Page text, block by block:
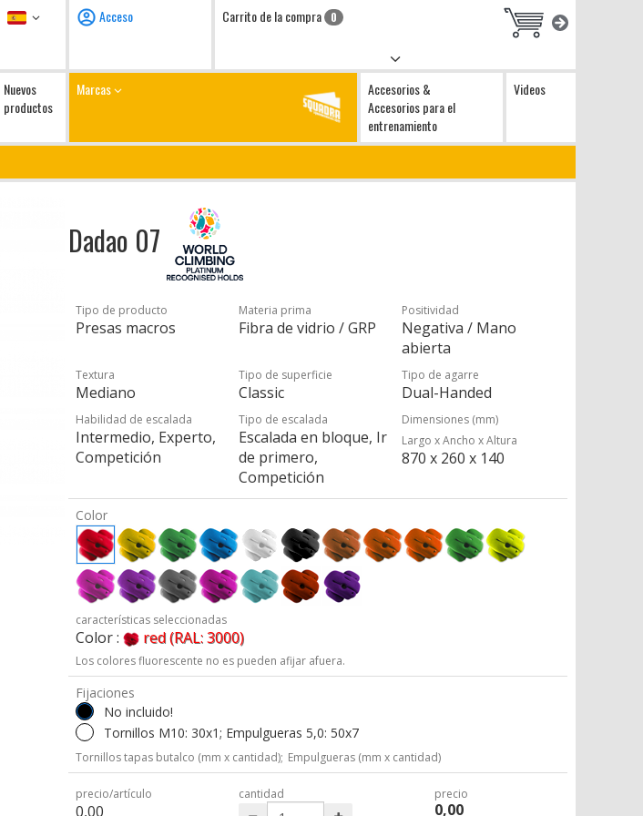
Idioma Acceso Carrito de la compra 0
Nuevos
productos
Marcas
Accesorios &
Accesorios para el
entrenamiento
Videos
Dadao 07
Tipo de producto
Presas macros
Materia prima
Fibra de vidrio / GRP
Positividad
Negativa / Mano
abierta
Textura
Mediano
Tipo de superficie
Classic
Tipo de agarre
Dual-Handed
Habilidad de escalada
Intermedio, Experto,
Competición
Tipo de escalada
Escalada en bloque, Ir
de primero,
Competición
Dimensiones (mm)
Largo x Ancho x Altura
870 x 260 x 140
Color
características seleccionadas
Color : red (RAL: 3000)
Los colores fluorescente no es pueden afijar afuera.
Fijaciones
No incluido!
Tornillos M10: 30x1; Empulgueras 5,0: 50x7
Tornillos tapas butalco (mm x cantidad); Empulgueras (mm x cantidad)
precio/artículo
0,00
cantidad precio
0,00